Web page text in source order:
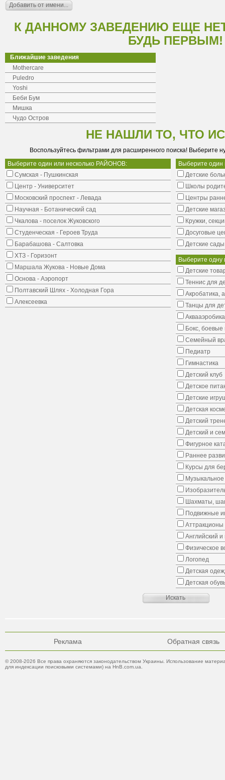
К ДАННОМУ ЗАВЕДЕНИЮ ЕЩЕ
БУДЬ ПЕРВЫМ!
Ближайшие заведения
Mothercare
Puledro
Yoshi
Беби Бум
Мишка
Чудо Остров
НЕ НАШЛИ ТО, ЧТО
Воспользуйтесь фильтрами для расширенного поиска! Выберите
Выберите один или несколько РАЙОНОВ:
Сумская - Пушкинская
Центр - Университет
Московский проспект - Левада
Научная - Ботанический сад
Чкалова - поселок Жуковского
Студенческая - Героев Труда
Барабашова - Салтовка
ХТЗ - Горизонт
Маршала Жукова - Новые Дома
Основа - Аэропорт
Полтавский Шлях - Холодная Гора
Алексеевка
Выберите
Детские
Школы
Центры
Детские
Кружки,
Досуговые
Детские сады
Выберите одну
Детские
Теннис для
Акробатика,
Танцы для
Бокс, боевые
Семейный
Педиатр
Гимнастика
Детский клуб
Детское
Детские
Детская
Детский
Детский и
Фигурное
Раннее
Курсы для
Шахматы,
Подвижные
Аттракционы
Английский
Физическое
Логопед
Детская
Детская
Реклама Обратная связь
© 2008-2026 Все права охраняются законодательством Украины. Использование
для индексации поисковыми системами) на HnB.com.ua.